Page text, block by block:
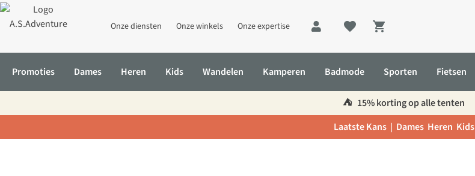
Onze diensten Onze winkels Onze expertise
Shopping cart
Promoties Dames Heren Kids Wandelen Kamperen Badmode Sporten Fietsen
⛺️ 15% korting op alle tenten
Laatste Kans | Dames Heren Kids